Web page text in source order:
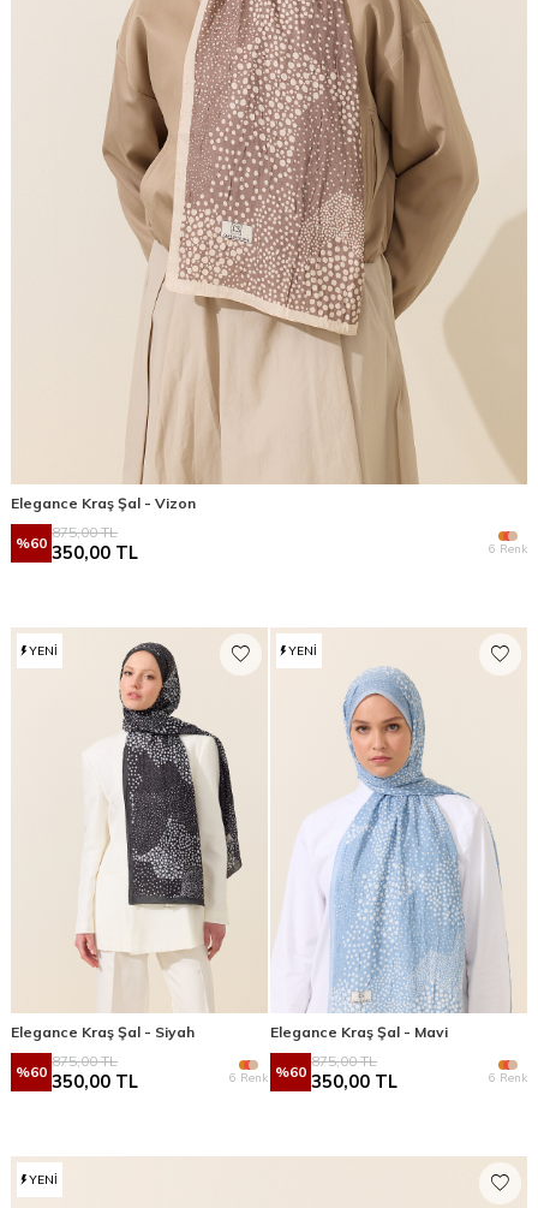
Elegance Kraş Şal - Vizon
%60
875,00TL
350,00 TL 6 Renk
YENI
Elegance Kraş Şal - Siyah
%60
875,00TL
350,00 TL 6 Renk
YENI
Elegance Kraş Şal - Mavi
%60
875,00TL
350,00 TL 6 Renk
YENI